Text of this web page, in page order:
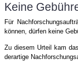
Keine
Für
können, dürfen keine
Zu diesem Urteil kam
derartige